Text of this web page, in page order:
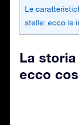
Le
stelle: ecco le
La
ecco